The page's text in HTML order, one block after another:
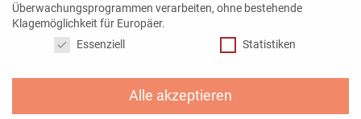
Social Media Services
Instagram Marketing
Netzwerke
Überwachungsprogrammen verarbeiten, ohne bestehende
Klagemöglichkeit für Europäer.
Datenschutzeinstellungen
Essenziell
Statistiken
Alle akzeptieren